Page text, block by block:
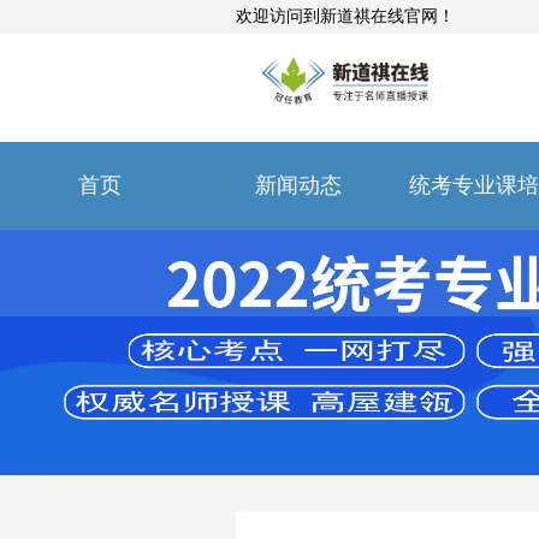
欢迎访问到新道祺在线官网！
首页 新闻动态 统考专业课